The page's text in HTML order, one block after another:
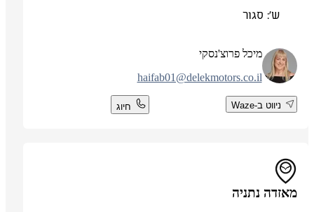
ש': סגור
מיכל פרוצ'נסקי
haifab01@delekmotors.co.il
ניווט ב-Waze חיוג
מאזדה נתניה